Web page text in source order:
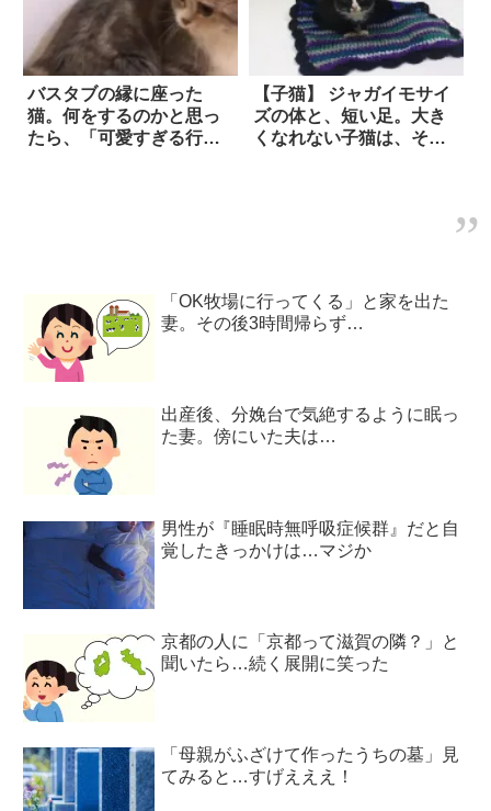
バスタブの縁に座った
猫。何をするのかと思っ
たら、「可愛すぎる行
【子猫】 ジャガイモサイ
ズの体と、短い足。大き
くなれない子猫は、それ
「OK牧場に行ってくる」と家を出た
妻。その後3時間帰らず…
出産後、分娩台で気絶するように眠っ
た妻。傍にいた夫は…
男性が『睡眠時無呼吸症候群』だと自
覚したきっかけは…マジか
京都の人に「京都って滋賀の隣？」と
聞いたら…続く展開に笑った
「母親がふざけて作ったうちの墓」見
てみると…すげえええ！